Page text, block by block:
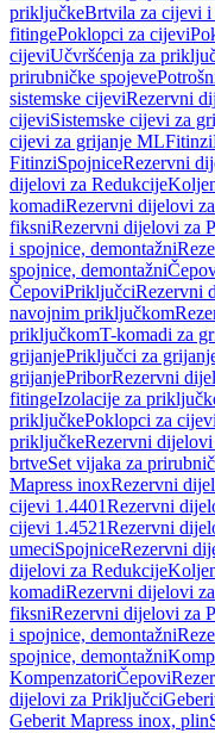
priključkeBrtvila za cijevi
fitingePoklopci za cijevi
cijeviUčvršćenja za
prirubničke spojeve
sistemske cijeviRezervni
cijeviSistemske cijevi za
cijevi za grijanje MLFitinzi
FitinziSpojniceRezervni
dijelovi za Redukcije
komadiRezervni dijelovi
fiksniRezervni dijelovi za
i spojnice, demontažni
spojnice, demontažni
ČepoviPriključciRezervni
navojnim priključkom
priključkomT-komadi za
grijanjePriključci za
grijanjePriborRezervni
fitingeIzolacije za
priključkePoklopci za cijevi
priključkeRezervni
brtveSet vijaka za
Mapress inoxRezervni
cijevi 1.4401Rezervni
cijevi 1.4521Rezervni
umeciSpojniceRezervni
dijelovi za Redukcije
komadiRezervni dijelovi
fiksniRezervni dijelovi za
i spojnice, demontažni
spojnice, demontažni
KompenzatoriČepovi
dijelovi za Priključci
Geberit Mapress inox, plin